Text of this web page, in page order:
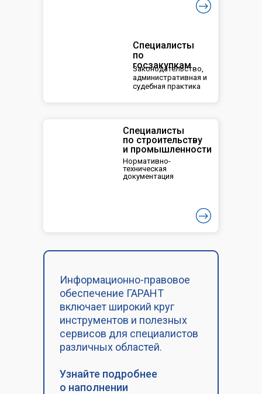
Специалисты
по
госзакупкам
Законодательство,
административная и
судебная практика
Специалисты
по строительству
и промышленности
Нормативно-
техническая
документация
Информационно-правовое
обеспечение ГАРАНТ
включает широкий круг
инструментов и полезных
сервисов для специалистов
различных областей.
Узнайте подробнее
о наполнении